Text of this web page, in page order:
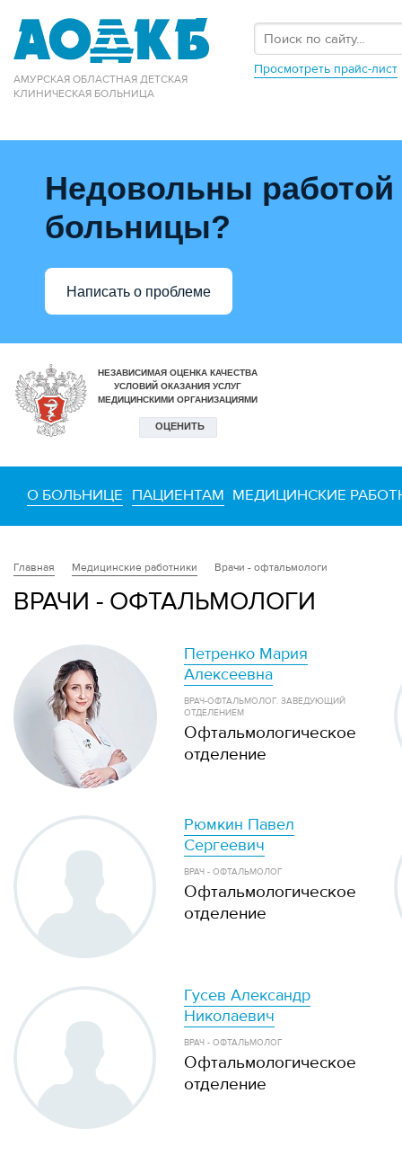
АМУРСКАЯ ОБЛАСТНАЯ ДЕТСКАЯ
КЛИНИЧЕСКАЯ БОЛЬНИЦА
Просмотреть прайс-лист
Недовольны работой
больницы?
Написать о проблеме
О БОЛЬНИЦЕ ПАЦИЕНТАМ МЕДИЦИНСКИЕ
Главная Медицинские работники Врачи - офтальмологи
ВРАЧИ - ОФТАЛЬМОЛОГИ
Петренко Мария
Алексеевна
ВРАЧ-ОФТАЛЬМОЛОГ. ЗАВЕДУЮЩИЙ
ОТДЕЛЕНИЕМ
Офтальмологическое
отделение
Рюмкин Павел
Сергеевич
ВРАЧ - ОФТАЛЬМОЛОГ
Офтальмологическое
отделение
Гусев Александр
Николаевич
ВРАЧ - ОФТАЛЬМОЛОГ
Офтальмологическое
отделение